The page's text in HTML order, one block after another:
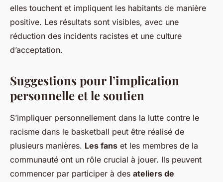
elles touchent et impliquent les habitants de manière
positive. Les résultats sont visibles, avec une
réduction des incidents racistes et une culture
d’acceptation.
Suggestions pour l’implication
personnelle et le soutien
S’impliquer personnellement dans la lutte contre le
racisme dans le basketball peut être réalisé de
plusieurs manières. Les fans et les membres de la
communauté ont un rôle crucial à jouer. Ils peuvent
commencer par participer à des ateliers de